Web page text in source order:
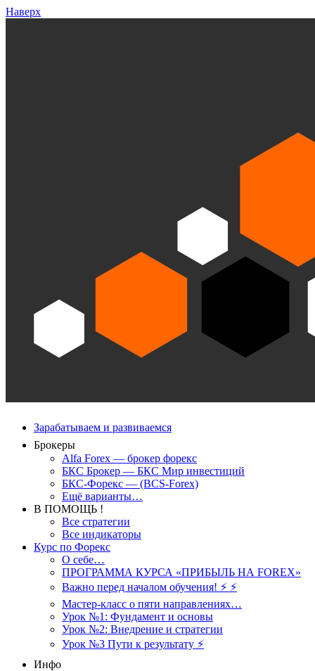
Наверх
Зарабатываем и развиваемся
Брокеры
Alfa Forex — брокер форекс
БКС Брокер — БКС Мир инвестиций
БКС-Форекс — (BCS-Forex)
Ещё варианты…
В ПОМОЩЬ !
Все стратегии
Все индикаторы
Курс по Форекс
О себе…
ПРОГРАММА КУРСА «ПРИБЫЛЬ НА FOREX»
Важно перед началом обучения! ⚡ ⚡
Мастер-класс о пяти направлениях…
Урок №1: Фундамент и основы
Урок №2: Внедрение и стратегии
Урок №3 Пути к результату ⚡️
Инфо